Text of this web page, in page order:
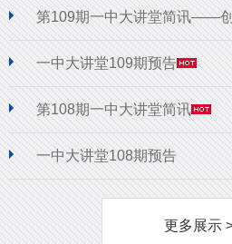
第109期一中大讲堂简讯——
一中大讲堂109期预告
第108期一中大讲堂简讯
一中大讲堂108期预告
更多展示